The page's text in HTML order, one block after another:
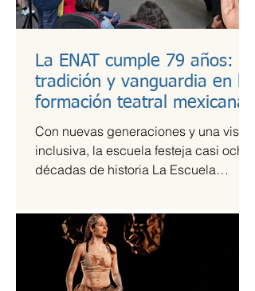
La ENAT cumple 79 años:
tradición y vanguardia en la
formación teatral mexicana
Con nuevas generaciones y una visión
inclusiva, la escuela festeja casi ocho
décadas de historia La Escuela